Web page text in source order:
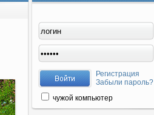
Регистрация
Забыли пароль?
чужой компьютер